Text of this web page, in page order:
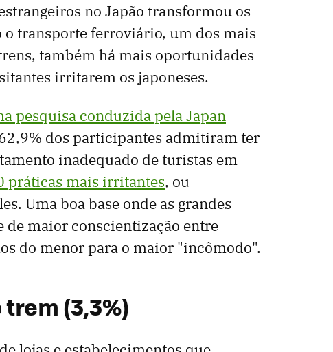
no Japão transformou os
transporte ferroviário, um dos mais
também há mais oportunidades
irritarem os japoneses.
pesquisa conduzida pela Japan
dos participantes admitiram ter
inadequado de turistas em
práticas mais irritantes, ou
Uma boa base onde as grandes
de maior conscientização entre
do menor para o maior "incômodo".
(3,3%)